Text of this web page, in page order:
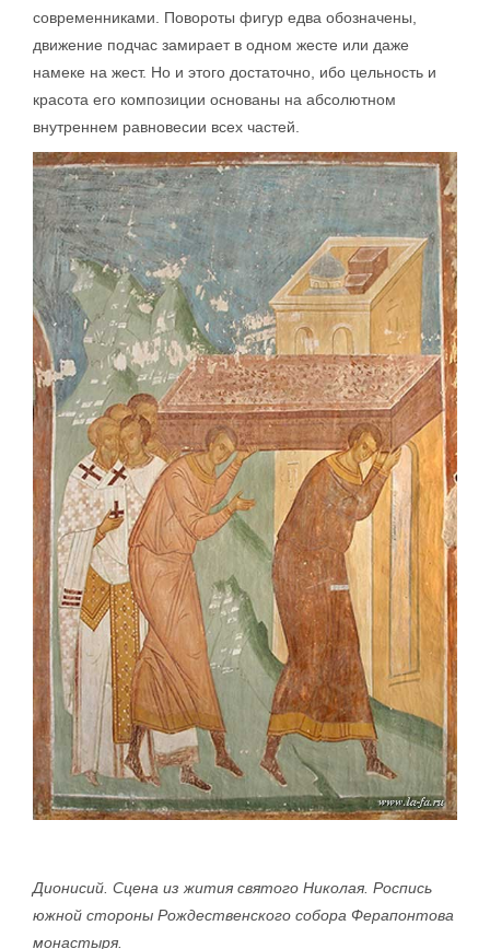
современниками. Повороты фигур едва обозначены,
движение подчас замирает в одном жесте или даже
намеке на жест. Но и этого достаточно, ибо цельность и
красота его композиции основаны на абсолютном
внутреннем равновесии всех частей.
Дионисий. Сцена из жития святого Николая. Роспись
южной стороны Рождественского собора Ферапонтова
монастыря.